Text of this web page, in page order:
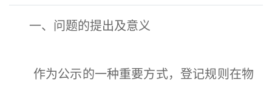
一、问题的提出及意义
作为公示的一种重要方式，登记规则在物